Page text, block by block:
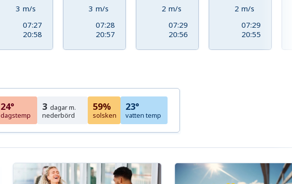
3 m/s
07:27
20:58
3 m/s
07:28
20:57
2 m/s
07:29
20:56
2 m/s
07:29
20:55
24°
dagstemp
3 dagar m.
nederbörd
59%
solsken
23°
vatten temp